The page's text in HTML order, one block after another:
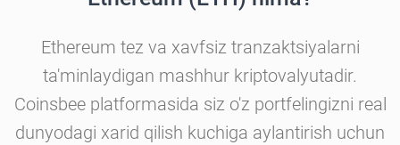
Ethereum tez va xavfsiz tranzaktsiyalarni
ta'minlaydigan mashhur kriptovalyutadir.
Coinsbee platformasida siz o'z portfelingizni real
dunyodagi xarid qilish kuchiga aylantirish uchun